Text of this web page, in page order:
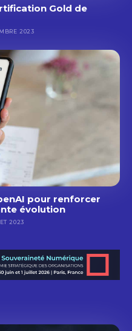
Gold de
2023
pour renforcer
évolution
2023